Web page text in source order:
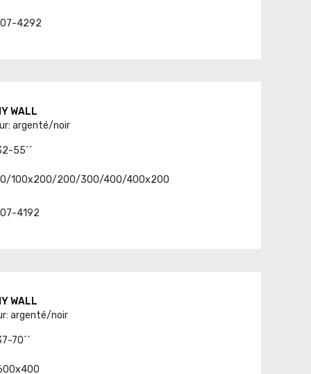
07-4292
WALL
argenté/noir
55´´
100x200/200/300/400/400x200
4192
WALL
argenté/noir
70´´